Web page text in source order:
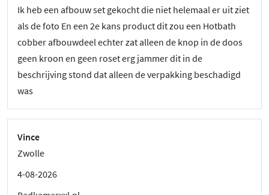
Ik heb een afbouw set gekocht die niet helemaal er uit ziet
als de foto En een 2e kans product dit zou een Hotbath
cobber afbouwdeel echter zat alleen de knop in de doos
geen kroon en geen roset erg jammer dit in de
beschrijving stond dat alleen de verpakking beschadigd
was
Vince
Zwolle
4-08-2026